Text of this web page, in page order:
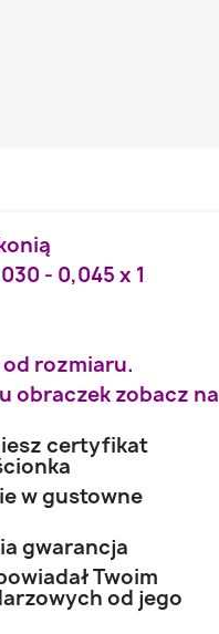
- 0,045 x 1
rozmiaru.
obraczek zobacz na
certyfikat
w gustowne
gwarancja
Twoim
od jego